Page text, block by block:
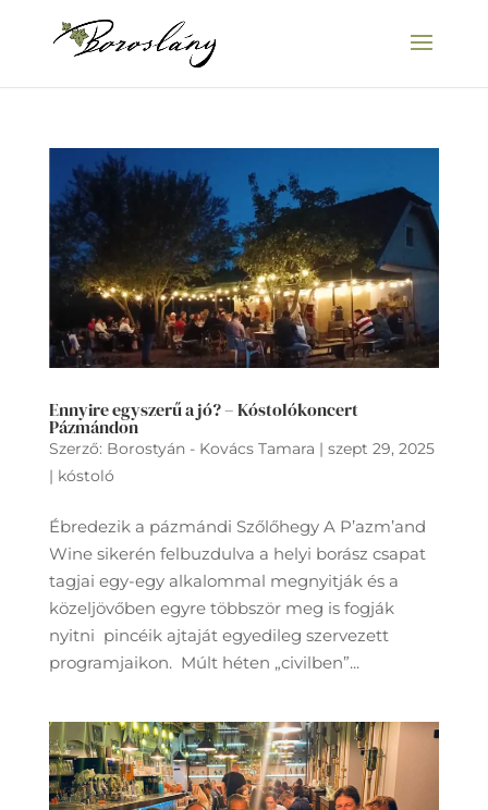
Ennyire egyszerű a jó? – Kóstolókoncert
Pázmándon
Szerző: Borostyán - Kovács Tamara | szept 29, 2025
| kóstoló
Ébredezik a pázmándi Szőlőhegy A P’azm’and
Wine sikerén felbuzdulva a helyi borász csapat
tagjai egy-egy alkalommal megnyitják és a
közeljövőben egyre többször meg is fogják
nyitni pincéik ajtaját egyedileg szervezett
programjaikon. Múlt héten „civilben”...